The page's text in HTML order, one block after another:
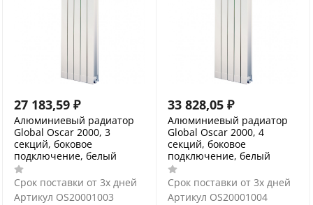
27 183,59 ₽
Алюминиевый радиатор
Global Oscar 2000, 3
секций, боковое
подключение, белый
Срок поставки от 3х дней
Артикул OS20001003
33 828,05 ₽
Алюминиевый радиатор
Global Oscar 2000, 4
секций, боковое
подключение, белый
Срок поставки от 3х дней
Артикул OS20001004